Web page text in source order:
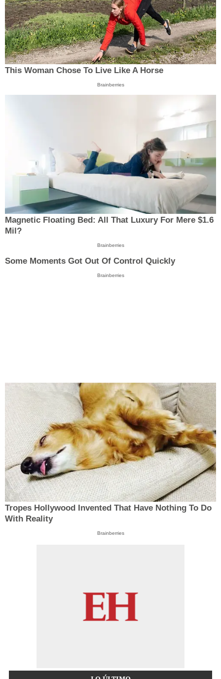
This Woman Chose To Live Like A Horse
Brainberries
Magnetic Floating Bed: All That Luxury For Mere $1.6
Mil?
Brainberries
Some Moments Got Out Of Control Quickly
Brainberries
Tropes Hollywood Invented That Have Nothing To Do
With Reality
Brainberries